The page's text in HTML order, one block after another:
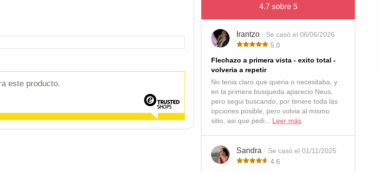
este producto.
4.7 sobre 5
Irantzo · Se casó el 06/06/2026
5.0
Flechazo a primera vista - exito total -
volveria a repetir
No tenia claro que queria o necesitaba, y
en la primera busqueda aparecio Neus,
pero segui buscando, por tenere toda las
opciones posible, pero volvia al mismo
sitio, asi que pedi... Leer más
Sandra · Se casó el 01/11/2025
4.6